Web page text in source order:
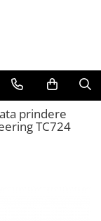
prindere
TC724